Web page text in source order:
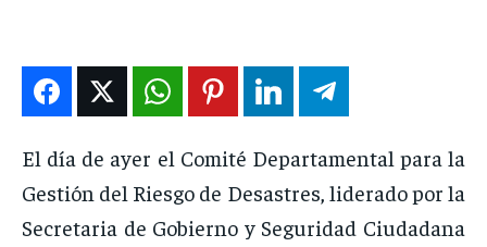
DEPORTES
ENTRETENIMIENTO
EN VIVO
NOSOTROS
DEPORTES
ENTRETENIMIENTO
EN VIVO
NOSOTROS
DEPORTES
ENTRETENIMIENTO
EN VIVO
NOSOTROS
DEPORTES
ENTRETENIMIENTO
EN VIVO
NOSOTROS
El día de ayer el Comité Departamental para la
Gestión del Riesgo de Desastres, liderado por la
Secretaria de Gobierno y Seguridad Ciudadana